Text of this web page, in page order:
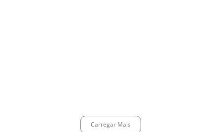
Carregar Mais